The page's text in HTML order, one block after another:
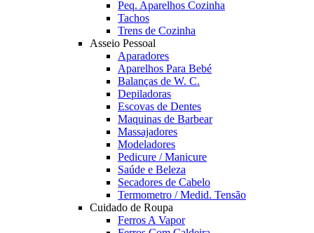
Peq. Aparelhos Cozinha
Tachos
Trens de Cozinha
Asseio Pessoal
Aparadores
Aparelhos Para Bebé
Balanças de W. C.
Depiladoras
Escovas de Dentes
Maquinas de Barbear
Massajadores
Modeladores
Pedicure / Manicure
Saúde e Beleza
Secadores de Cabelo
Termometro / Medid. Tensão
Cuidado de Roupa
Ferros A Vapor